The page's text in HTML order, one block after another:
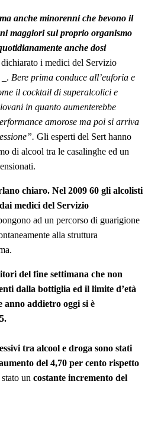
anche minorenni che bevono il
maggiori sul proprio organismo
anche dosi
i medici del Servizio
Bere prima conduce all’euforia e
il cocktail di superalcolici e
in quanto aumenterebbe
amorose ma poi si arriva
Gli esperti del Sert hanno
di alcool tra le casalinghe ed un
chiaro. Nel 2009 60 gli alcolisti
medici del Servizio
ad un percorso di guarigione
alla struttura
del fine settimana che non
dalla bottiglia ed il limite d’età
addietro oggi si è
tra alcool e droga sono stati
del 4,70 per cento rispetto
un costante incremento del